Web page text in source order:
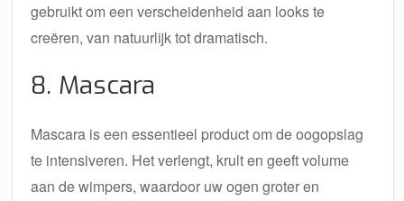
gebruikt om een verscheidenheid aan looks te
creëren, van natuurlijk tot dramatisch.
8. Mascara
Mascara is een essentieel product om de oogopslag
te intensiveren. Het verlengt, krult en geeft volume
aan de wimpers, waardoor uw ogen groter en